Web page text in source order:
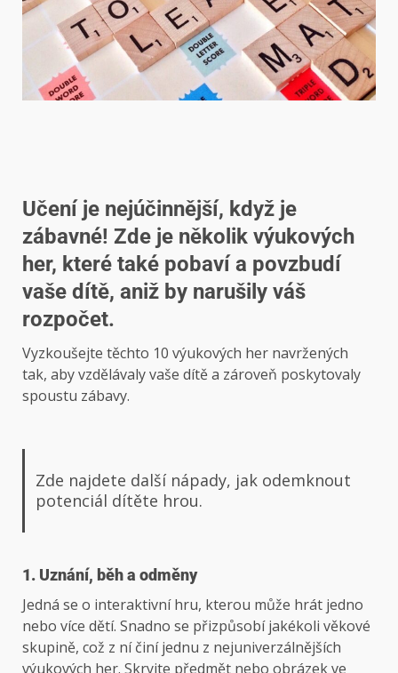
Učení je nejúčinnější, když je
zábavné! Zde je několik výukových
her, které také pobaví a povzbudí
vaše dítě, aniž by narušily váš
rozpočet.
Vyzkoušejte těchto 10 výukových her navržených
tak, aby vzdělávaly vaše dítě a zároveň poskytovaly
spoustu zábavy.
Zde najdete další nápady, jak odemknout
potenciál dítěte hrou.
1. Uznání, běh a odměny
Jedná se o interaktivní hru, kterou může hrát jedno
nebo více dětí. Snadno se přizpůsobí jakékoli věkové
skupině, což z ní činí jednu z nejuniverzálnějších
výukových her. Skryjte předmět nebo obrázek ve